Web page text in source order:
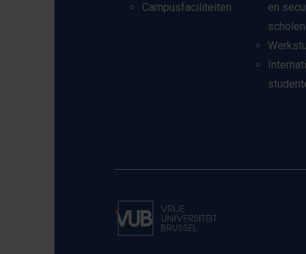
Campusfaciliteiten
en
scholen